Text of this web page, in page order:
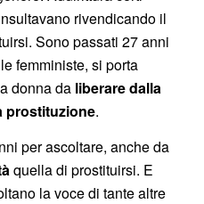
rivendicando il
Sono passati 27 anni
femministe, si porta
donna da liberare dalla
prostituzione.
per ascoltare, anche da
quella di prostituirsi. E
la voce di tante altre